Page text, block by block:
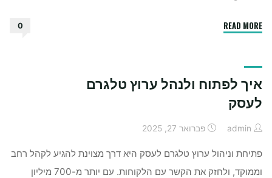
READ MORE
בשבת"
0
איך לפתוח ולנהל ערוץ טלגרם
לעסק
admin פברואר 27, 2025
פתיחת וניהול ערוץ טלגרם לעסק היא דרך מצוינת להגיע לקהל רחב
וממוקד, ולחזק את הקשר עם הלקוחות. עם יותר מ-700 מיליון